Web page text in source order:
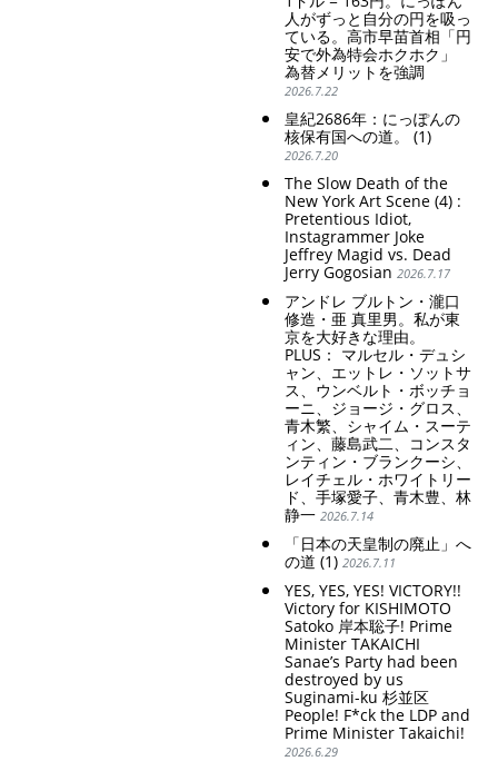
人がずっと自分の円を吸っ
ている。高市早苗首相「円
安で外為特会ホクホク」
為替メリットを強調
2026.7.22
皇紀2686年：にっぽんの
核保有国への道。 (1)
2026.7.20
The Slow Death of the
New York Art Scene (4) :
Pretentious Idiot,
Instagrammer Joke
Jeffrey Magid vs. Dead
Jerry Gogosian 2026.7.17
アンドレ ブルトン・瀧口
修造・亜 真里男。私が東
京を大好きな理由。
PLUS： マルセル・デュシ
ャン、エットレ・ソットサ
ス、ウンベルト・ボッチョ
ーニ、ジョージ・グロス、
青木繁、シャイム・スーテ
ィン、藤島武二、コンスタ
ンティン・ブランクーシ、
レイチェル・ホワイトリー
ド、手塚愛子、青木豊、林
静一 2026.7.14
「日本の天皇制の廃止」へ
の道 (1) 2026.7.11
YES, YES, YES! VICTORY!!
Victory for KISHIMOTO
Satoko 岸本聡子! Prime
Minister TAKAICHI
Sanae’s Party had been
destroyed by us
Suginami-ku 杉並区
People! F*ck the LDP and
Prime Minister Takaichi!
2026.6.29